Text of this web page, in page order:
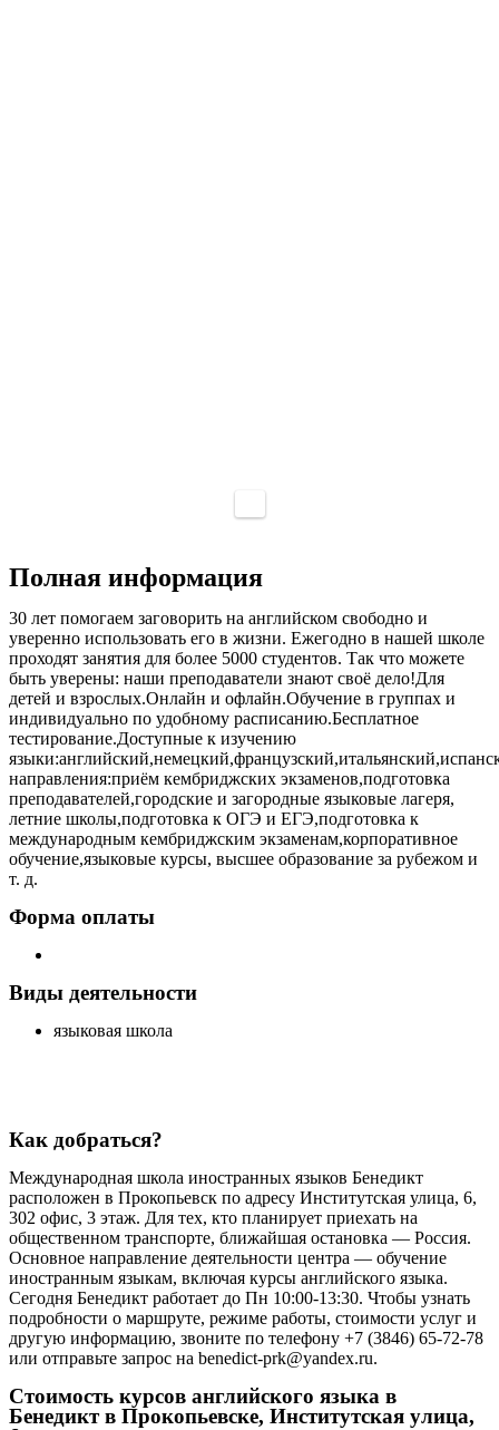
Полная информация
30 лет помогаем заговорить на английском свободно и
уверенно использовать его в жизни. Ежегодно в нашей школе
проходят занятия для более 5000 студентов. Так что можете
быть уверены: наши преподаватели знают своё дело!Для
детей и взрослых.Онлайн и офлайн.Обучение в группах и
индивидуально по удобному расписанию.Бесплатное
тестирование.Доступные к изучению
направления:приём кембриджских экзаменов,подготовка
преподавателей,городские и загородные языковые лагеря,
летние школы,подготовка к ОГЭ и ЕГЭ,подготовка к
международным кембриджским экзаменам,корпоративное
обучение,языковые курсы, высшее образование за рубежом и
т. д.
Форма оплаты
Виды деятельности
языковая школа
Как добраться?
Международная школа иностранных языков Бенедикт
расположен в Прокопьевск по адресу Институтская улица, 6,
302 офис, 3 этаж. Для тех, кто планирует приехать на
общественном транспорте, ближайшая остановка — Россия.
Основное направление деятельности центра — обучение
иностранным языкам, включая курсы английского языка.
Сегодня Бенедикт работает до Пн 10:00-13:30. Чтобы узнать
подробности о маршруте, режиме работы, стоимости услуг и
другую информацию, звоните по телефону +7 (3846) 65-72-78
или отправьте запрос на benedict-prk@yandex.ru.
Стоимость курсов английского языка в
Бенедикт в Прокопьевске, Институтская улица,